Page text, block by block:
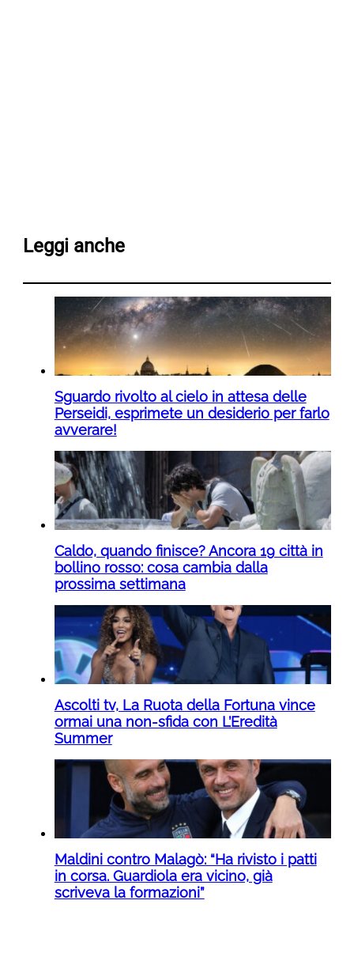
Leggi anche
Sguardo rivolto al cielo in attesa delle
Perseidi, esprimete un desiderio per farlo
avverare!
Caldo, quando finisce? Ancora 19 città in
bollino rosso: cosa cambia dalla
prossima settimana
Ascolti tv, La Ruota della Fortuna vince
ormai una non-sfida con L’Eredità
Summer
Maldini contro Malagò: “Ha rivisto i patti
in corsa. Guardiola era vicino, già
scriveva la formazioni”